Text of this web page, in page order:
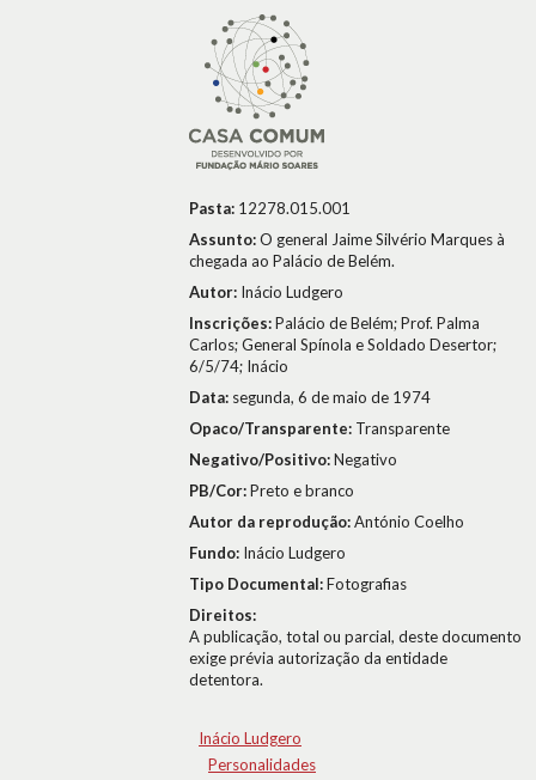
Pasta: 12278.015.001
Assunto:O general Jaime Silvério Marques à
chegada ao Palácio de Belém.
Autor: Inácio Ludgero
Inscrições:Palácio de Belém; Prof. Palma
Carlos; General Spínola e Soldado Desertor;
6/5/74; Inácio
Data: segunda, 6 de maio de 1974
Opaco/Transparente: Transparente
Negativo/Positivo:Negativo
PB/Cor:Preto e branco
Autor da reprodução:António Coelho
Fundo: Inácio Ludgero
Tipo Documental:Fotografias
Direitos:
A publicação, total ou parcial, deste documento
exige prévia autorização da entidade
detentora.
Inácio Ludgero
Personalidades